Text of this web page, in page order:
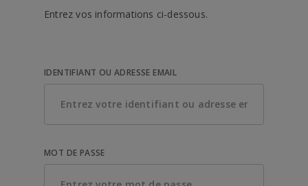
Entrez vos informations ci-dessous.
IDENTIFIANT OU ADRESSE EMAIL
MOT DE PASSE